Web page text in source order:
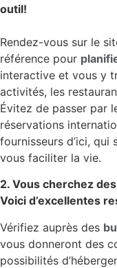
outil!
Rendez-vous sur le
référence pour
interactive et vous y
activités, les
Évitez de passer par
réservations
fournisseurs d’ici,
vous faciliter la vie.
2. Vous cherchez
Voici d’excellentes
Vérifiez auprès des
vous donneront des
possibilités